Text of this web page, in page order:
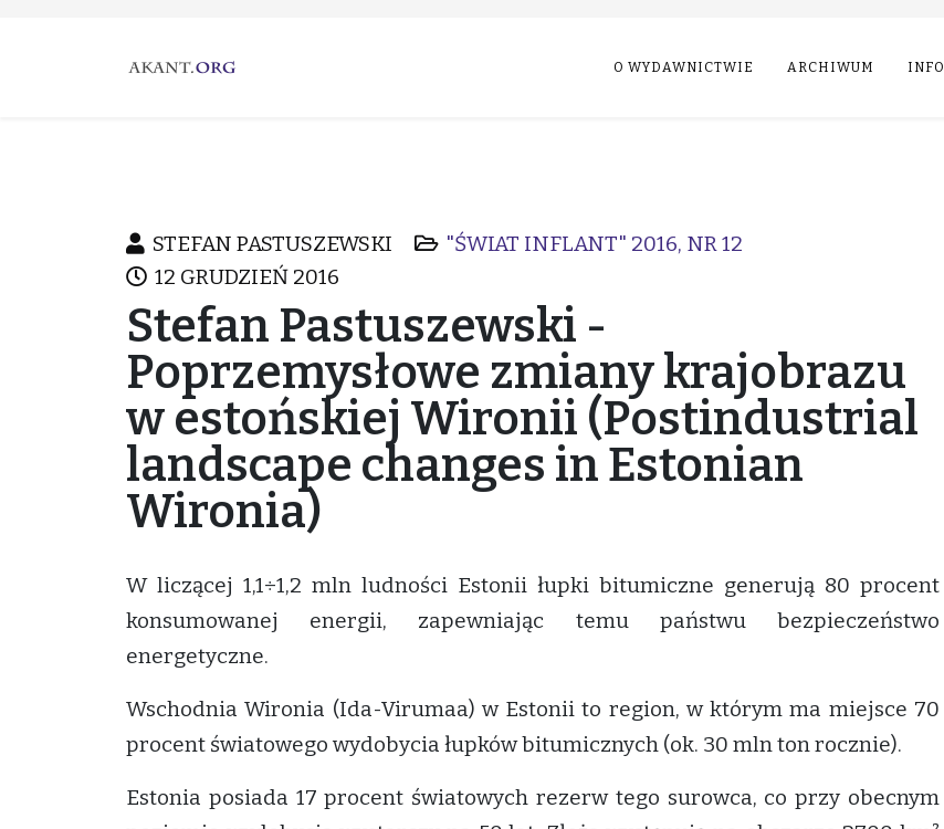
O WYDAWNICTWIE ARCHIWUM INFO
STEFAN PASTUSZEWSKI
"ŚWIAT INFLANT" 2016, NR 12
12 GRUDZIEŃ 2016
Stefan Pastuszewski -
Poprzemysłowe zmiany krajobrazu
w estońskiej Wironii (Postindustrial
landscape changes in Estonian
Wironia)
W liczącej 1,1÷1,2 mln ludności Estonii łupki bitumiczne generują 80 procent
konsumowanej energii, zapewniając temu państwu bezpieczeństwo
energetyczne.
Wschodnia Wironia (Ida-Virumaa) w Estonii to region, w którym ma miejsce 70
procent światowego wydobycia łupków bitumicznych (ok. 30 mln ton rocznie).
Estonia posiada 17 procent światowych rezerw tego surowca, co przy obecnym